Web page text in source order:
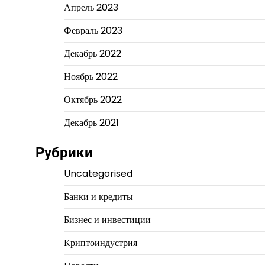
Апрель 2023
Февраль 2023
Декабрь 2022
Ноябрь 2022
Октябрь 2022
Декабрь 2021
Рубрики
Uncategorised
Банки и кредиты
Бизнес и инвестиции
Криптоиндустрия